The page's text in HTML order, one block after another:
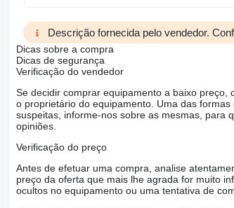
Descrição fornecida pelo vendedor.
Dicas sobre a compra
Dicas de segurança
Verificação do vendedor
Se decidir comprar equipamento a baixo
o proprietário do equipamento. Uma das
suspeitas, informe-nos sobre as mesmas, para
opiniões.
Verificação do preço
Antes de efetuar uma compra, analise
preço da oferta que mais lhe agrada for muito
ocultos no equipamento ou uma tentativa de